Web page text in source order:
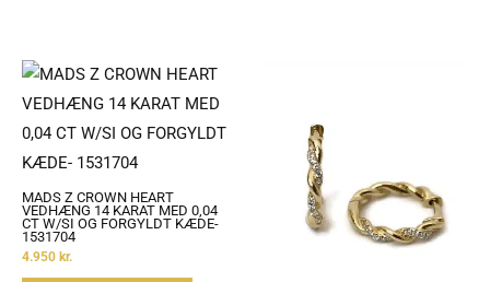
MADS Z CROWN HEART
VEDHÆNG 14 KARAT MED 0,04
CT W/SI OG FORGYLDT KÆDE-
1531704
4.950 kr.